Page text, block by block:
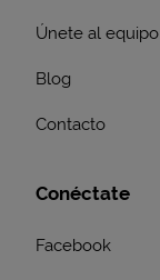
Únete al equipo
Blog
Contacto
Conéctate
Facebook